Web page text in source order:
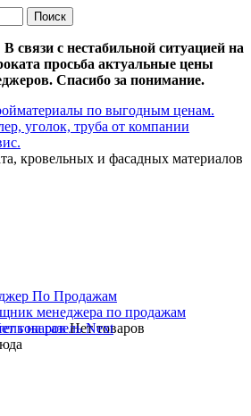
с нестабильной ситуацией на
просьба актуальные цены
Спасибо за понимание.
кровельных и фасадных материалов
товаровНет товаров
По Продажам
менеджера по продажам
на газель Next